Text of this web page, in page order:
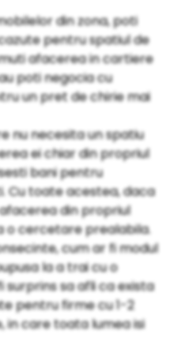
din zona, poti
pentru spatiul de
afacerea in cartiere
poti negocia cu
un pret de chirie mai
nu necesita un spatiu
ei chiar din propriul
bani pentru
Cu toate acestea, daca
din propriul
o cercetare prealabila.
cum ar fi modul
la a trai cu o
surprins sa afli ca exista
pentru firme cu 1-2
in care toata lumea isi